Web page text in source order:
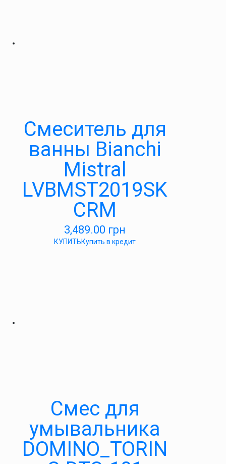
Смеситель для
ванны Bianchi
Mistral
LVBMST2019SK
CRM
3,489.00 грн
КУПИТЬКупить в кредит
Cмес для
умывальника
DOMINO_TORIN